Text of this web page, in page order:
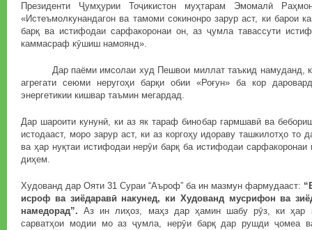
Президенти Ҷумҳурии Тоҷикистон муҳтарам Эмомалӣ
«Истеъмолкунандагон ва тамоми сокинонро зарур аст, ки барои
барқ ва истифодаи сарфакоронаи он, аз ҷумла тавассути
каммасраф кӯшиш намоянд».
Дар паёми имсолаи худ Пешвои миллат таъкид намуданд, ки
агрегати сеюми неругоҳи барқи обии «Роғун» ба кор
энергетикии кишвар таъмин мегардад.
Дар шароити кунунӣ, ки аз як тараф бинобар гармшавӣ ва
истодааст, моро зарур аст, ки аз коргоҳу идораву ташкилотҳо то
ва ҳар нуқтаи истифодаи нерӯи барқ ба истифодаи сарфакоронаи
диҳем.
Худованд дар Ояти 31 Сураи “Аъроф” ба ин мазмун фармудааст: “
исроф ва зиёдаравӣ накунед, ки Худованд мусрифон ва
намедорад”. Аз ин лиҳоз, маҳз дар ҳамин шабу рӯз, ки ҳар
сарватҳои модии мо аз ҷумла, нерӯи барқ дар рушди ҷомеа